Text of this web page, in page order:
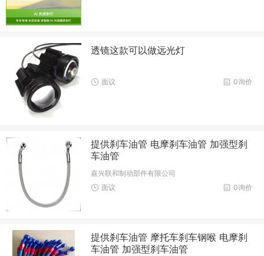
透镜这款可以做远光灯
0询价
面议
提供刹车油管 电摩刹车油管 加强型刹
车油管
嘉兴联和制动部件有限公司
0询价
面议
提供刹车油管 摩托车刹车钢喉 电摩刹
车油管 加强型刹车油管